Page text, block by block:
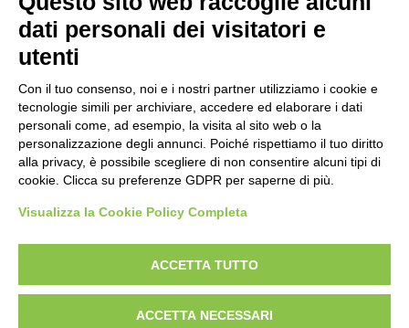
Categorie
Categorie
Designed With Love by:Digital Forge Verona
Contatti Condizioni di vendita
dati personali dei visitatori e
utenti
Con il tuo consenso, noi e i nostri partner utilizziamo i cookie e
tecnologie simili per archiviare, accedere ed elaborare i dati
personali come, ad esempio, la visita al sito web o la
personalizzazione degli annunci. Poiché rispettiamo il tuo diritto
alla privacy, è possibile scegliere di non consentire alcuni tipi di
cookie. Clicca su preferenze GDPR per saperne di più.
Visualizza la Cookie Policy Completa
ACCETTA TUTTO
ACCETTA NECESSARI